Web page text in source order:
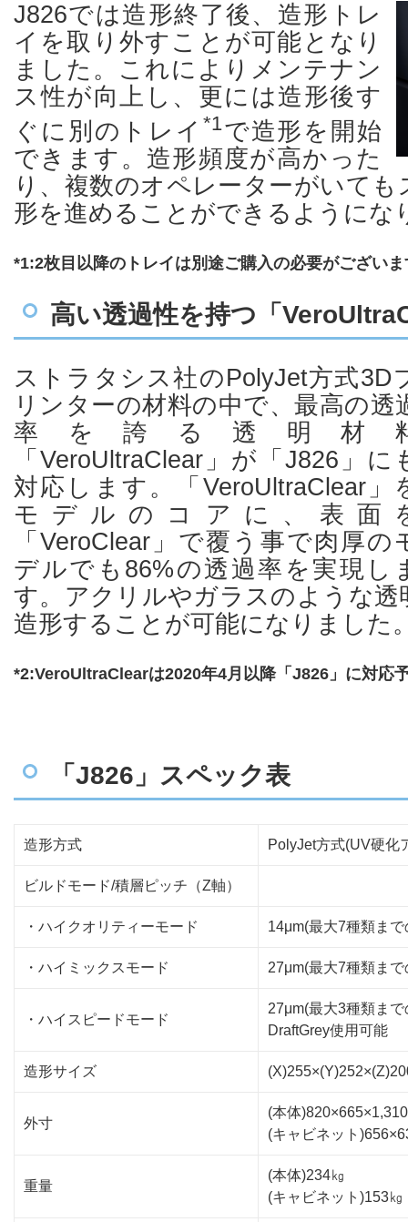
J826では造形終了後、造形トレ
イを取り外すことが可能となり
ました。これによりメンテナン
ス性が向上し、更には造形後す
ぐに別のトレイ *1で造形を開始
できます。造形頻度が高かった
り、複数のオペレーターがいて
形を進めることができるようにな
*1:2枚目以降のトレイは別途ご購入の必要がございま
高い透過性を持つ「
ストラタシス社のPolyJet方式3D
リンターの材料の中で、最高の透
率を誇る透明材
「VeroUltraClear」が「J826」に
対応します。「VeroUltraClear」
モデルのコアに、表面
「VeroClear」で覆う事で肉厚の
デルでも86%の透過率を実現し
す。アクリルやガラスのような
造形することが可能になりました
*2:VeroUltraClearは2020年4月以降「J826」に対応
「J826」スペック表
造形方式 PolyJet方式(UV硬化
ビルドモード/積層ピッチ（Z軸）
・ハイクオリティーモード 14μm(最大7種類ま
・ハイミックスモード 27μm(最大7種類ま
・ハイスピードモード
27μm(最大3種類ま
DraftGrey使用可能
造形サイズ
外寸
(本体
(キャビネット
重量
(本体)234㎏
(キャビネット)153㎏